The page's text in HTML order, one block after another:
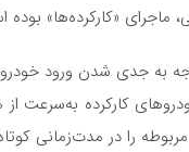
ماجرای «کارکرده‌ها»
به جدی شدن ورود
کارکرده به‌سرعت
را در مدت‌زمانی